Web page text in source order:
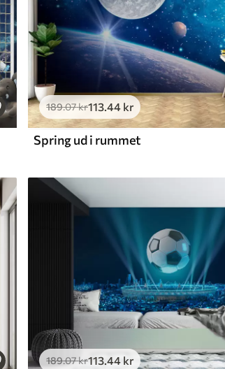
189.07kr113.44 kr
Spring ud i rummet
189.07kr113 .44 kr